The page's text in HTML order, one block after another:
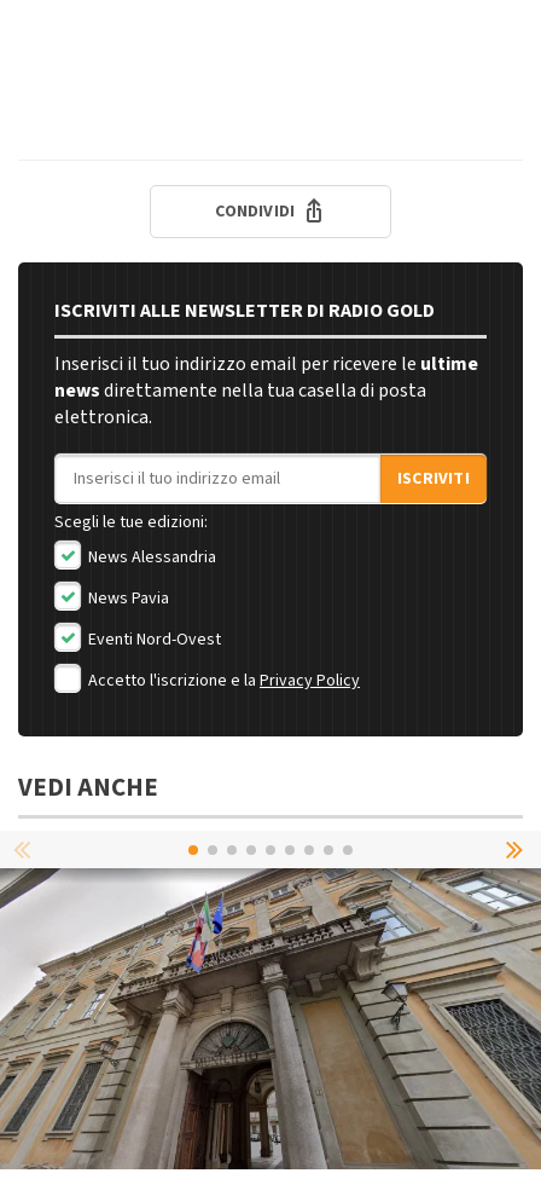
CONDIVIDI
ISCRIVITI ALLE NEWSLETTER DI RADIO GOLD
Inserisci il tuo indirizzo email per ricevere le ultime
newsdirettamente nella tua casella di posta
elettronica.
Indirizzo email
ISCRIVITI
Scegli le tue edizioni:
News Alessandria
News Pavia
Eventi Nord-Ovest
Accetto l'iscrizione e la Privacy Policy
VEDI ANCHE